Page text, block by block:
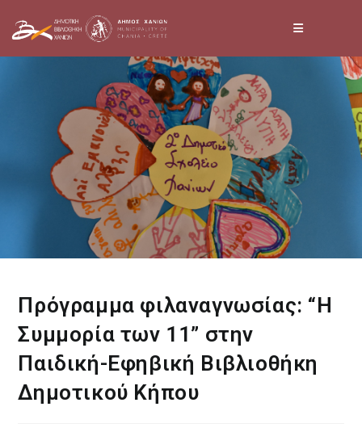
Πρόγραμμα φιλαναγνωσίας: “Η
Συμμορία των 11” στην
Παιδική-Εφηβική Βιβλιοθήκη
Δημοτικού Κήπου